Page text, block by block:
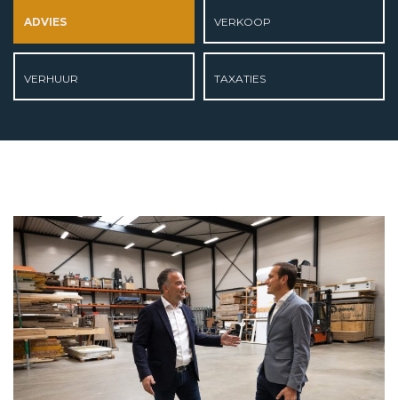
NIEUWS & MEDIA
VETEBE GROEP
Grotestraat 84 a
5931 CX Tegelen
+31(0)77-3262600
info@vetebe.nl
BEL VETEBE
ADVIES VERKOOP
VERHUUR TAXATIES